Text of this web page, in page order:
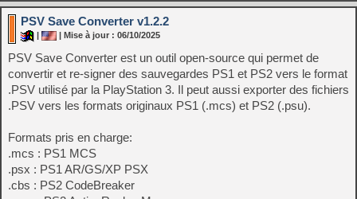
PSV Save Converter v1.2.2
| | Mise à jour : 06/10/2025
PSV Save Converter est un outil open-source qui permet de
convertir et re-signer des sauvegardes PS1 et PS2 vers le format
.PSV utilisé par la PlayStation 3. Il peut aussi exporter des fichiers
.PSV vers les formats originaux PS1 (.mcs) et PS2 (.psu).
Formats pris en charge:
.mcs : PS1 MCS
.psx : PS1 AR/GS/XP PSX
.cbs : PS2 CodeBreaker